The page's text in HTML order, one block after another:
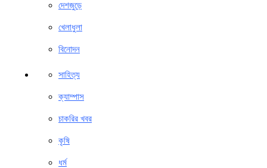
দেশজুড়ে
খেলাধুলা
বিনোদন
সাহিত্য
ক্যাম্পাস
চাকরির খবর
কৃষি
ধর্ম